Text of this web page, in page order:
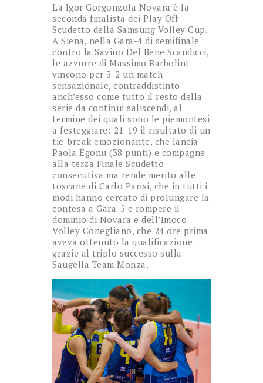
La Igor Gorgonzola Novara è la
seconda finalista dei Play Off
Scudetto della Samsung Volley Cup.
A Siena, nella Gara-4 di semifinale
contro la Savino Del Bene Scandicci,
le azzurre di Massimo Barbolini
vincono per 3-2 un match
sensazionale, contraddistinto
anch’esso come tutto il resto della
serie da continui saliscendi, al
termine dei quali sono le piemontesi
a festeggiare: 21-19 il risultato di un
tie-break emozionante, che lancia
Paola Egonu (38 punti) e compagne
alla terza Finale Scudetto
consecutiva ma rende merito alle
toscane di Carlo Parisi, che in tutti i
modi hanno cercato di prolungare la
contesa a Gara-5 e rompere il
dominio di Novara e dell’Imoco
Volley Conegliano, che 24 ore prima
aveva ottenuto la qualificazione
grazie al triplo successo sulla
Saugella Team Monza.